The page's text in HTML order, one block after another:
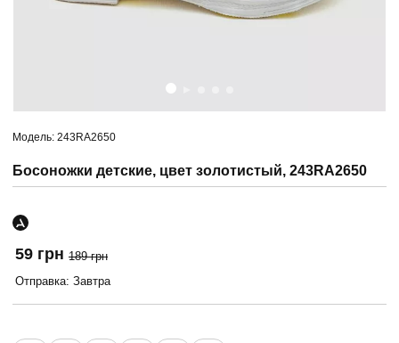
Модель: 243RA2650
Босоножки детские, цвет золотистый, 243RA2650
59 грн 189 грн
Отправка: Завтра